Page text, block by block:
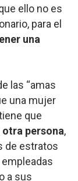
ello no es
para el
una
las “amas
una mujer
que
persona,
de estratos
a sus